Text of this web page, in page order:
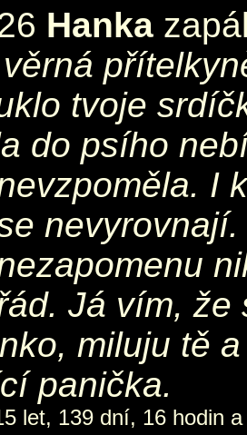
Hanka
tvoje
do psího
I
Já vím, že
miluju tě
panička.
let, 139 dní, 16 hodin